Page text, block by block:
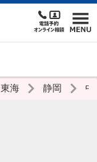
東海 静岡